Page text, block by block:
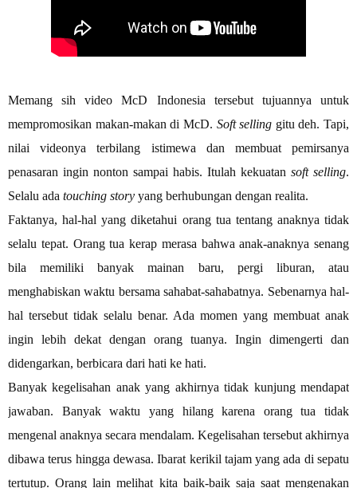
Memang sih video McD Indonesia tersebut tujuannya untuk
mempromosikan makan-makan di McD. Soft selling gitu deh. Tapi,
nilai videonya terbilang istimewa dan membuat pemirsanya
penasaran ingin nonton sampai habis. Itulah kekuatan soft selling.
Selalu ada touching story yang berhubungan dengan realita.
Faktanya, hal-hal yang diketahui orang tua tentang anaknya tidak
selalu tepat. Orang tua kerap merasa bahwa anak-anaknya senang
bila memiliki banyak mainan baru, pergi liburan, atau
menghabiskan waktu bersama sahabat-sahabatnya. Sebenarnya hal-
hal tersebut tidak selalu benar. Ada momen yang membuat anak
ingin lebih dekat dengan orang tuanya. Ingin dimengerti dan
didengarkan, berbicara dari hati ke hati.
Banyak kegelisahan anak yang akhirnya tidak kunjung mendapat
jawaban. Banyak waktu yang hilang karena orang tua tidak
mengenal anaknya secara mendalam. Kegelisahan tersebut akhirnya
dibawa terus hingga dewasa. Ibarat kerikil tajam yang ada di sepatu
tertutup. Orang lain melihat kita baik-baik saja saat mengenakan